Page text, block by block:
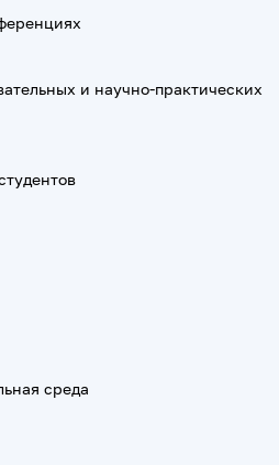
и научно-практических
среда